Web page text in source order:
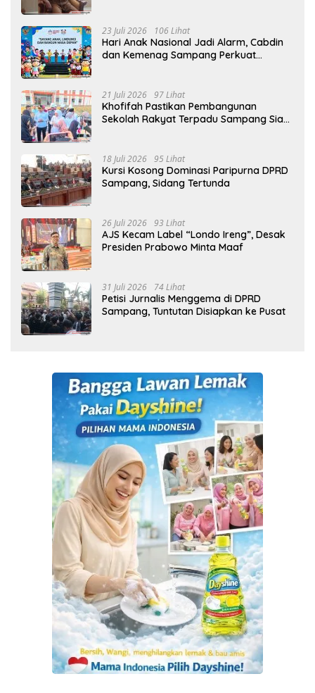
23 Juli 2026 106 Lihat
Hari Anak Nasional Jadi Alarm, Cabdin
dan Kemenag Sampang Perkuat
21 Juli 2026 97 Lihat
Khofifah Pastikan Pembangunan
Sekolah Rakyat Terpadu Sampang Siap
18 Juli 2026 95 Lihat
Kursi Kosong Dominasi Paripurna DPRD
Sampang, Sidang Tertunda
26 Juli 2026 93 Lihat
AJS Kecam Label “Londo Ireng”, Desak
Presiden Prabowo Minta Maaf
31 Juli 2026 74 Lihat
Petisi Jurnalis Menggema di DPRD
Sampang, Tuntutan Disiapkan ke Pusat